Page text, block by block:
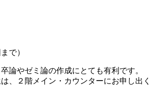
で）
論やゼミ論の作成にとても有利です。
、２階メイン・カウンターにお申し出く